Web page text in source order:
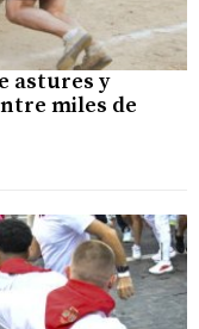
astures y
miles de